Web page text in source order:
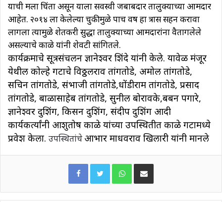
याची मला चिंता असून याला सर्वस्वी जबाबदार तालुक्याच्या आमदार
आहेत. २०१४ ला केलेल्या चुकीमुळे पाच वर्ष हा त्रास सहन करावा
लागला त्यामुळे शेतकरी सुद्धा तालुक्याच्या आमदारांना वैतागलेले
असल्याचे काळे यांनी शेवटी सांगितले.
कार्यक्रमाचे सूत्रसंचलन ज्ञानेश्वर शिंदे यांनी केले. यावेळी मंजूर
येथील कोल्हे गटाचे विठ्ठलराव तांगतोडे, अमोल तांगतोडे,
सचिन तांगतोडे, संभाजी तांगतोडे,धोंडीराम तांगतोडे, प्रसाद
तांगतोडे, बाळासाहेब तांगतोडे, सुनील बोरावके,बबन पगारे,
ज्ञानेश्वर दुशिंग, किसन दुशिंग, संदीप दुशिंग आदी
कार्यकर्त्यांनी आशुतोष काळे यांच्या उपस्थितीत काळे गटामध्ये
प्रवेश केला. उपस्थितांचे आभार माधवराव खिलारी यांनी मानले
WhatsAppShare via Email